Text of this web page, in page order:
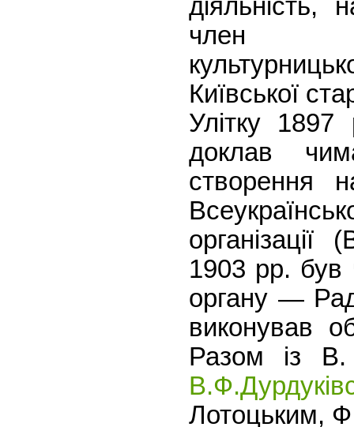
член
Київської
Улітку
доклав
створення
1903 pp. був
органу —
виконував
Разом із
Лотоцьким,